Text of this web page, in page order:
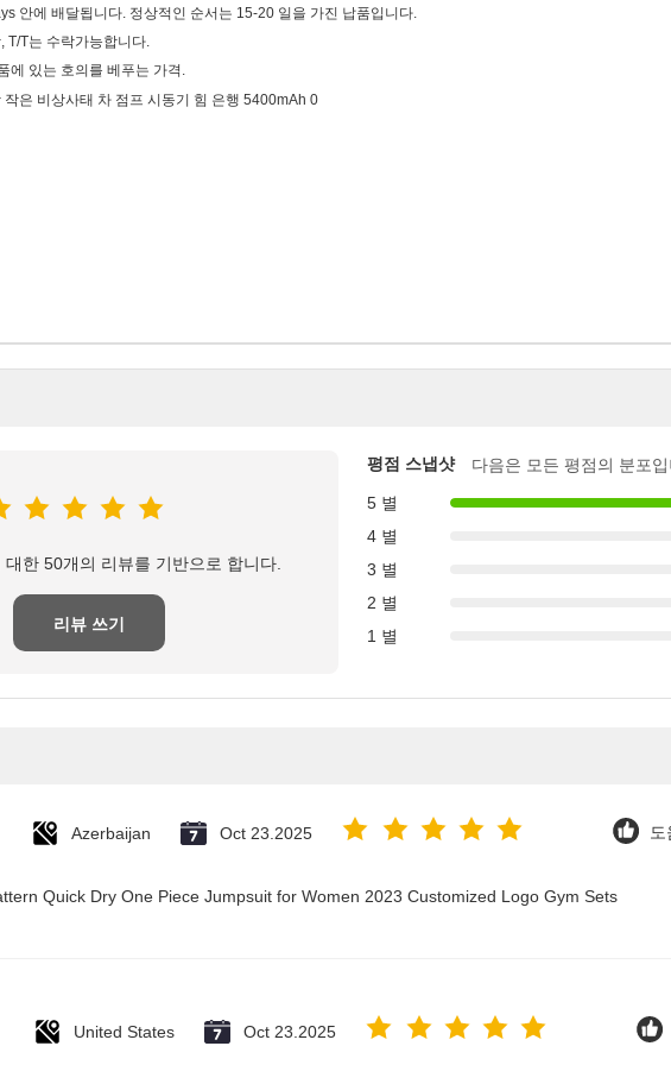
안에 배달됩니다. 정상적인 순서는 15-20 일을 가진 납품입니다.
T/T는 수락가능합니다.
에 있는 호의를 베푸는 가격.
대한 50개의 리뷰를 기반으로 합니다.
리뷰 쓰기
평점 스냅샷
다음은 모든 평점의 분포입
5 별
4 별
3 별
2 별
1 별
Azerbaijan Oct 23.2025 도
Quick Dry One Piece Jumpsuit for Women 2023 Customized Logo Gym Sets
United States Oct 23.2025